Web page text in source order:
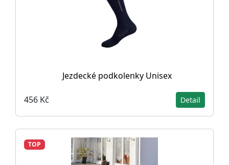
Jezdecké podkolenky Unisex
456 Kč Detail
TOP